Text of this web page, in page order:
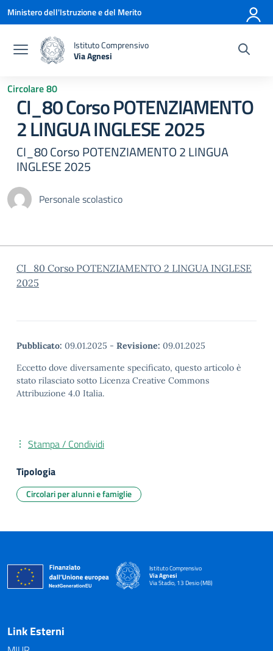
Vai ai contenuti
Vai al menu di navigazione
Vai al footer
Ministero dell'Istruzione e del Merito
Istituto Comprensivo
Via Agnesi
— Visita la pagina iniziale della scuola
Circolare 80
CI_80 Corso POTENZIAMENTO
2 LINGUA INGLESE 2025
CI_80 Corso POTENZIAMENTO 2 LINGUA
INGLESE 2025
Personale scolastico
CI_80 Corso POTENZIAMENTO 2 LINGUA INGLESE
2025
Pubblicato: 09.01.2025 - Revisione: 09.01.2025
Eccetto dove diversamente specificato, questo articolo è
stato rilasciato sotto Licenza Creative Commons
Attribuzione 4.0 Italia.
Stampa / Condividi
Tipologia
Circolari per alunni e famiglie
Istituto Comprensivo
Via Agnesi
Via Stadio, 13 Desio (MB)
— Visita la pagina iniziale della scuola
Link Esterni